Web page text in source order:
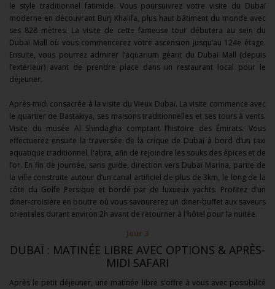
le style traditionnel fatimide. Vous poursuivrez votre visite du Dubaï
moderne en découvrant Burj Khalifa, plus haut bâtiment du monde avec
ses 828 mètres. La visite de cette fameuse tour débutera au sein du
Dubaï Mall où vous commencerez votre ascension jusqu’au 124e étage.
Ensuite, vous pourrez admirer l’aquarium géant du Dubaï Mall (depuis
l’extérieur) avant de prendre place dans un restaurant local pour le
déjeuner.
Après-midi consacrée à la visite du Vieux Dubaï. La visite commence avec
le quartier de Bastakiya, ses maisons traditionnelles et ses tours à vents.
Visite du musée Al Shindagha comptant l’histoire des Émirats. Vous
effectuerez ensuite la traversée de la crique de Dubaï à bord d’un taxi
aquatique traditionnel, l'abra, afin de rejoindre les souks des épices et de
l’or. En fin de journée, sans guide, direction vers Dubaï Marina, partie de
la ville construite autour d’un canal artificiel de plus de 3km, le long de la
côte du Golfe Persique et bordé par de luxueux yachts. Profitez d’un
diner-croisière en boutre où vous savourerez un diner-buffet aux saveurs
orientales durant environ 2h avant de retourner à l'hôtel pour la nuitée.
Jour 3
DUBAÏ : MATINÉE LIBRE AVEC OPTIONS & APRÈS-
MIDI SAFARI
Après le petit déjeuner, une matinée libre s'offre à vous avec possibilité